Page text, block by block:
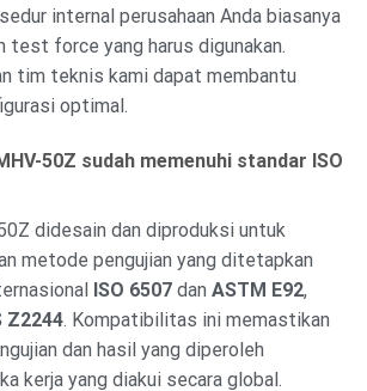
internal perusahaan Anda biasanya
test force yang harus digunakan.
tim teknis kami dapat membantu
optimal.
50Z sudah memenuhi standar ISO
didesain dan diproduksi untuk
metode pengujian yang ditetapkan
ISO 6507 dan ASTM E92,
Z2244. Kompatibilitas ini memastikan
dan hasil yang diperoleh
kerja yang diakui secara global.